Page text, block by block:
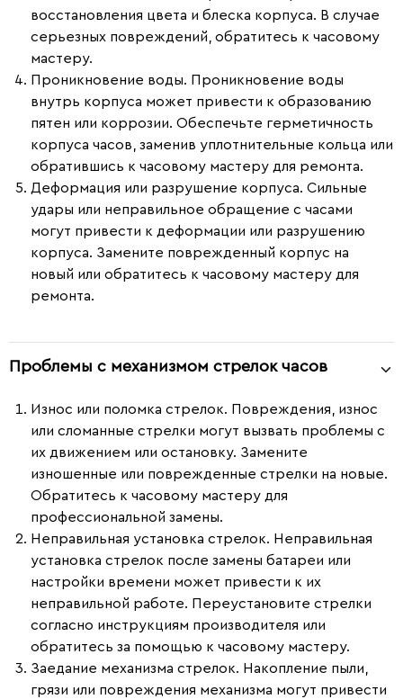
восстановления цвета и блеска корпуса. В случае
серьезных повреждений, обратитесь к часовому
мастеру.
Проникновение воды. Проникновение воды
внутрь корпуса может привести к образованию
пятен или коррозии. Обеспечьте герметичность
корпуса часов, заменив уплотнительные кольца или
обратившись к часовому мастеру для ремонта.
Деформация или разрушение корпуса. Сильные
удары или неправильное обращение с часами
могут привести к деформации или разрушению
корпуса. Замените поврежденный корпус на
новый или обратитесь к часовому мастеру для
ремонта.
Проблемы с механизмом стрелок часов
Износ или поломка стрелок. Повреждения, износ
или сломанные стрелки могут вызвать проблемы с
их движением или остановку. Замените
изношенные или поврежденные стрелки на новые.
Обратитесь к часовому мастеру для
профессиональной замены.
Неправильная установка стрелок. Неправильная
установка стрелок после замены батареи или
настройки времени может привести к их
неправильной работе. Переустановите стрелки
согласно инструкциям производителя или
обратитесь за помощью к часовому мастеру.
Заедание механизма стрелок. Накопление пыли,
грязи или повреждения механизма могут привести